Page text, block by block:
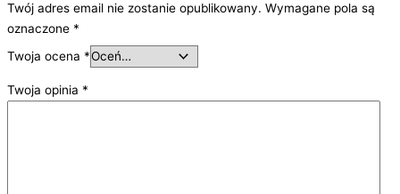
Twój adres email nie zostanie opublikowany. Wymagane pola są
oznaczone *
Twoja ocena *
Twoja opinia *